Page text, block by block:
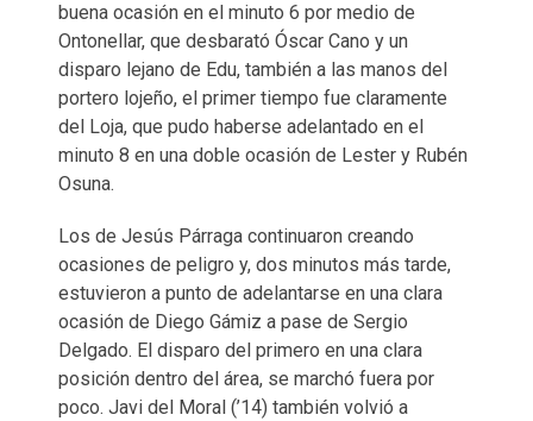
buena ocasión en el minuto 6 por medio de
Ontonellar, que desbarató Óscar Cano y un
disparo lejano de Edu, también a las manos del
portero lojeño, el primer tiempo fue claramente
del Loja, que pudo haberse adelantado en el
minuto 8 en una doble ocasión de Lester y Rubén
Osuna.
Los de Jesús Párraga continuaron creando
ocasiones de peligro y, dos minutos más tarde,
estuvieron a punto de adelantarse en una clara
ocasión de Diego Gámiz a pase de Sergio
Delgado. El disparo del primero en una clara
posición dentro del área, se marchó fuera por
poco. Javi del Moral (’14) también volvió a